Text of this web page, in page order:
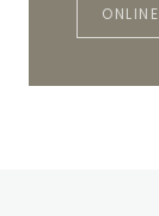
ONLINE